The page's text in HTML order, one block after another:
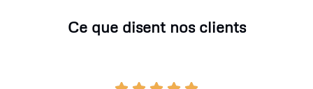
Ce que disent nos clients